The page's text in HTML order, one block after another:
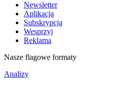
Newsletter
Aplikacja
Subskrypcja
Wesprzyj
Reklama
Nasze flagowe formaty
Analizy